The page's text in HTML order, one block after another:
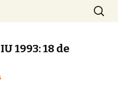
Buscar:
1993: 18 de